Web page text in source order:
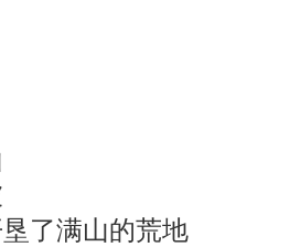
了满山的荒地